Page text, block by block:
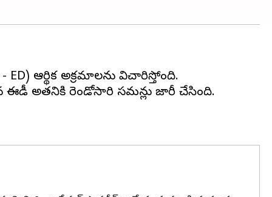
ఆర్థిక అక్రమాలను విచారిస్తోంది.
ఈడీ అతనికి రెండోసారి సమన్లు జారీ చేసింది.